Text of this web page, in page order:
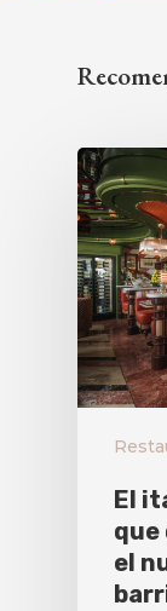
El
que
el